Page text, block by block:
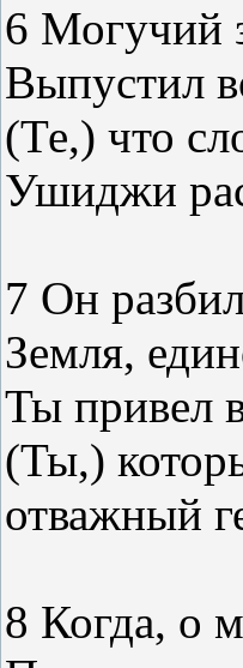
6 Могучий
Выпустил
(Те,) что
Ушиджи
7 Он
Земля,
Ты привел
(Ты,)
отважный
8 Когда, о